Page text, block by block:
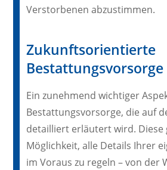
Verstorbenen abzustimmen.
Zukunftsorientierte
Bestattungsvorsorge
Ein zunehmend wichtiger
Bestattungsvorsorge, die auf
detailliert erläutert wird. Diese
Möglichkeit, alle Details Ihrer
im Voraus zu regeln – von der